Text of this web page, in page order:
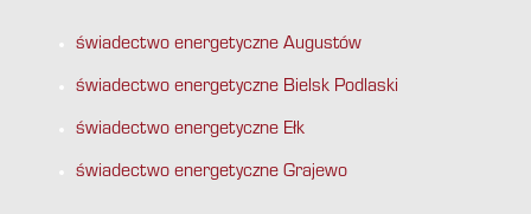
świadectwo energetyczne Augustów
świadectwo energetyczne Bielsk Podlaski
świadectwo energetyczne Ełk
świadectwo energetyczne Grajewo